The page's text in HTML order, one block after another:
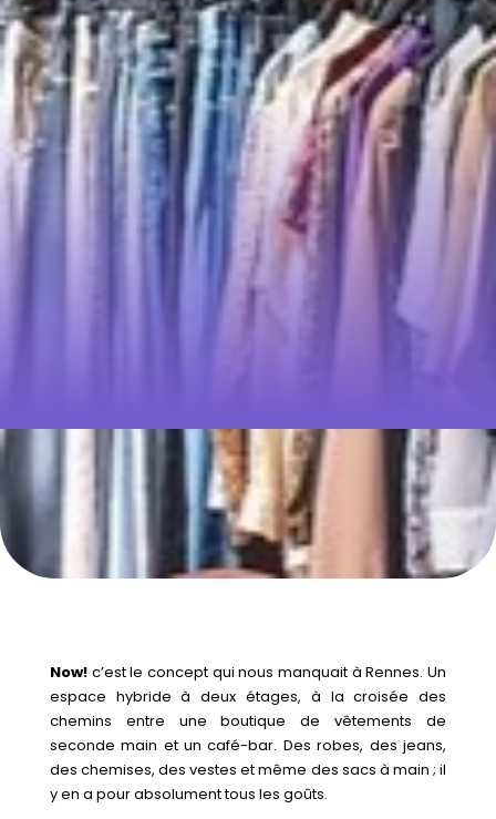
C’EST
NOUVEAU :
UN BAR
FRIPERIE
DANS LE
Now!c’est le concept qui nous manquait à Rennes. Un
espace hybride à deux étages, à la croisée des
chemins entre une boutique de vêtements de
seconde main et un café-bar. Des robes, des jeans,
des chemises, des vestes et même des sacs à main ; il
y en a pour absolument tous les goûts.